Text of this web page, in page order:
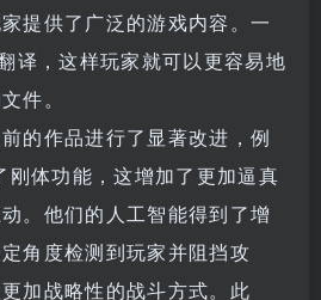
提供了广泛的游戏内容。一
译，这样玩家就可以更容易地
件。
的作品进行了显著改进，例
体功能，这增加了更加逼真
。他们的人工智能得到了增
角度检测到玩家并阻挡攻
加战略性的战斗方式。此